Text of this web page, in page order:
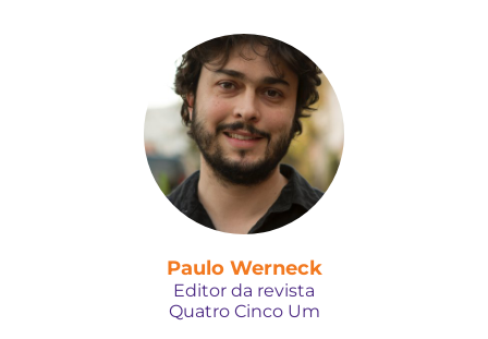
Paulo Werneck
Editor da revista
Quatro Cinco Um